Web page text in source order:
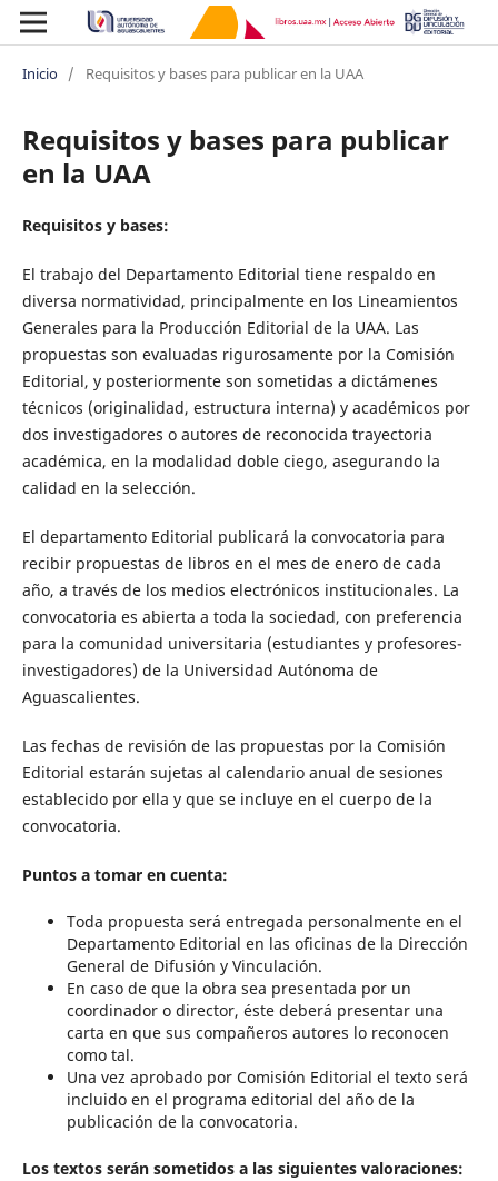
Inicio / Requisitos y bases para publicar en la UAA
Requisitos y bases para publicar
en la UAA
Requisitos y bases:
El trabajo del Departamento Editorial tiene respaldo en
diversa normatividad, principalmente en los Lineamientos
Generales para la Producción Editorial de la UAA. Las
propuestas son evaluadas rigurosamente por la Comisión
Editorial, y posteriormente son sometidas a dictámenes
técnicos (originalidad, estructura interna) y académicos por
dos investigadores o autores de reconocida trayectoria
académica, en la modalidad doble ciego, asegurando la
calidad en la selección.
El departamento Editorial publicará la convocatoria para
recibir propuestas de libros en el mes de enero de cada
año, a través de los medios electrónicos institucionales. La
convocatoria es abierta a toda la sociedad, con preferencia
para la comunidad universitaria (estudiantes y profesores-
investigadores) de la Universidad Autónoma de
Aguascalientes.
Las fechas de revisión de las propuestas por la Comisión
Editorial estarán sujetas al calendario anual de sesiones
establecido por ella y que se incluye en el cuerpo de la
convocatoria.
Puntos a tomar en cuenta:
Toda propuesta será entregada personalmente en el
Departamento Editorial en las oficinas de la Dirección
General de Difusión y Vinculación.
En caso de que la obra sea presentada por un
coordinador o director, éste deberá presentar una
carta en que sus compañeros autores lo reconocen
como tal.
Una vez aprobado por Comisión Editorial el texto será
incluido en el programa editorial del año de la
publicación de la convocatoria.
Los textos serán sometidos a las siguientes valoraciones: